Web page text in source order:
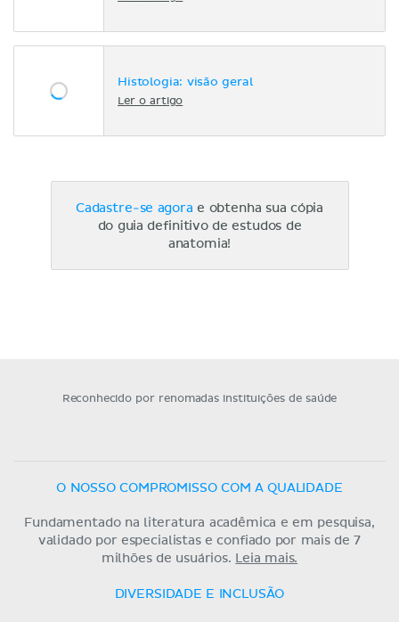
Histologia: visão geral
Ler o artigo
Cadastre-se agora e obtenha sua cópia
do guia definitivo de estudos de
anatomia!
Reconhecido por renomadas instituições de saúde
O NOSSO COMPROMISSO COM A QUALIDADE
Fundamentado na literatura acadêmica e em pesquisa,
validado por especialistas e confiado por mais de 7
milhões de usuários. Leia mais.
DIVERSIDADE E INCLUSÃO